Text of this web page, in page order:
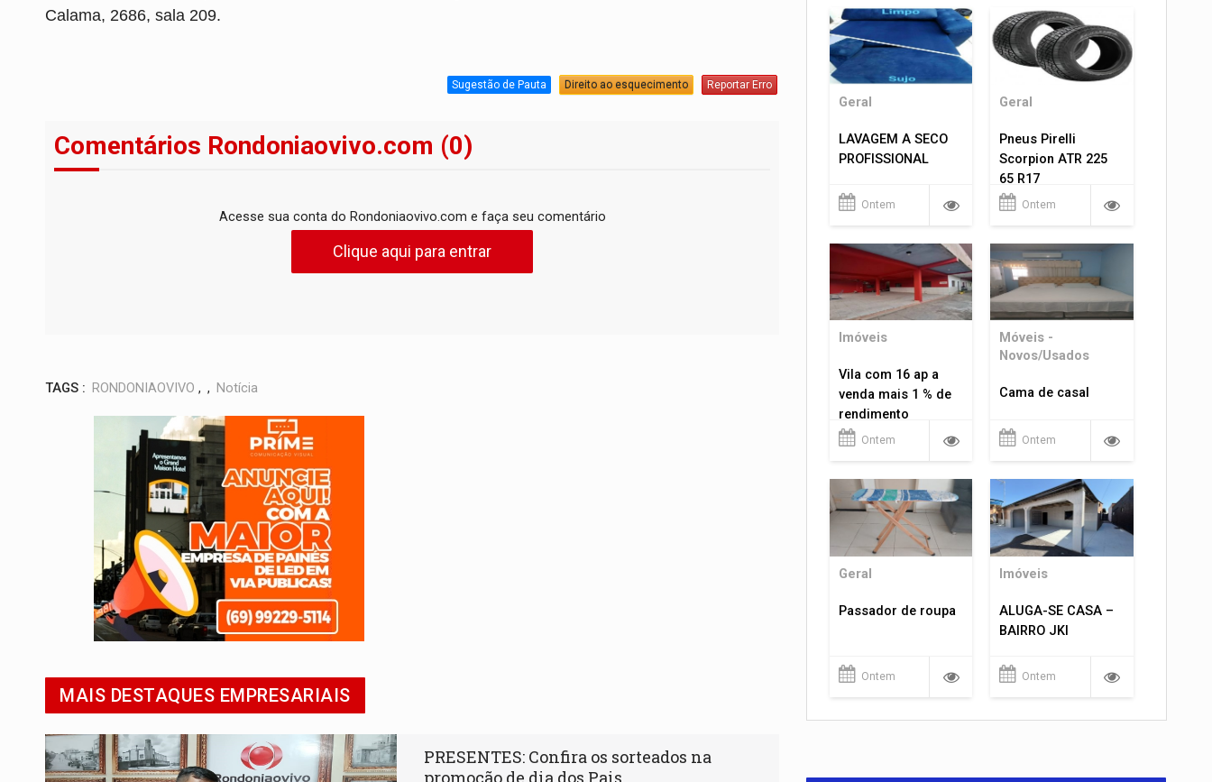
Calama, 2686, sala 209.
Sugestão de Pauta Direito ao esquecimento Reportar Erro
Comentários Rondoniaovivo.com (0)
Acesse sua conta do Rondoniaovivo.com e faça seu comentário
Clique aqui para entrar
TAGS : RONDONIAOVIVO , , Notícia
MAIS DESTAQUES EMPRESARIAIS
PRESENTES: Confira os sorteados na
promoção de dia dos Pais
Geral
LAVAGEM A SECO
PROFISSIONAL
Ontem
Geral
Pneus Pirelli
Scorpion ATR 225
65 R17
Ontem
Imóveis
Vila com 16 ap a
venda mais 1 % de
rendimento
Ontem
Móveis -
Novos/Usados
Cama de casal
Ontem
Geral
Passador de roupa
Ontem
Imóveis
ALUGA-SE CASA –
BAIRRO JKI
Ontem